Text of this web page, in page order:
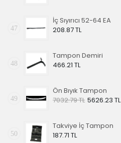
47
İç Sıyırıcı 52-64 EA
208.87 TL
48
Tampon Demiri
466.21 TL
49
Ön Bıyık Tampon
7032.79 TL 5626.23 TL
50
Takviye İç Tampon
187.71 TL